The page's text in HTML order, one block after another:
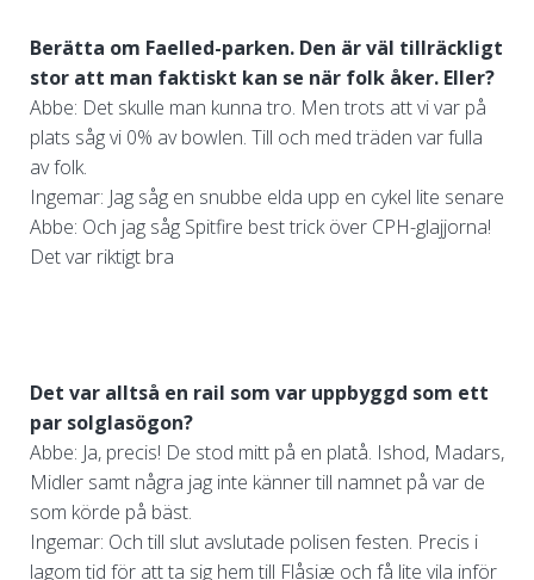
Berätta om Faelled-parken. Den är väl tillräckligt
stor att man faktiskt kan se när folk åker. Eller?
Abbe: Det skulle man kunna tro. Men trots att vi var på
plats såg vi 0% av bowlen. Till och med träden var fulla
av folk.
Ingemar: Jag såg en snubbe elda upp en cykel lite senare
Abbe: Och jag såg Spitfire best trick över CPH-glajjorna!
Det var riktigt bra
Det var alltså en rail som var uppbyggd som ett
par solglasögon?
Abbe: Ja, precis! De stod mitt på en platå. Ishod, Madars,
Midler samt några jag inte känner till namnet på var de
som körde på bäst.
Ingemar: Och till slut avslutade polisen festen. Precis i
lagom tid för att ta sig hem till Flåsiæ och få lite vila inför